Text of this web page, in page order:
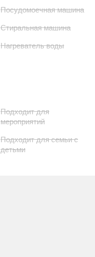
Посудомоечная машина
Стиральная машина
Нагреватель воды
Подходит для
мероприятий
Подходит для семьи с
детьми